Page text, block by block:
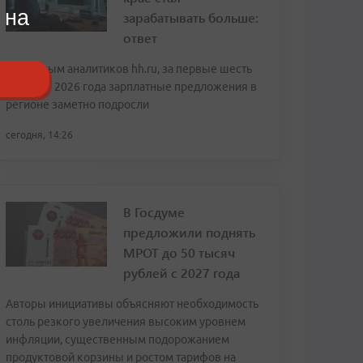
зарабатывать больше:
ответ
По данным аналитиков hh.ru, за первые шесть
месяцев 2026 года зарплатные предложения в
регионе заметно подросли
сегодня, 14:26
В Госдуме
предложили поднять
МРОТ до 50 тысяч
рублей с 2027 года
Авторы инициативы объясняют необходимость
столь резкого увеличения высоким уровнем
инфляции, существенным подорожанием
продуктовой корзины и ростом тарифов на